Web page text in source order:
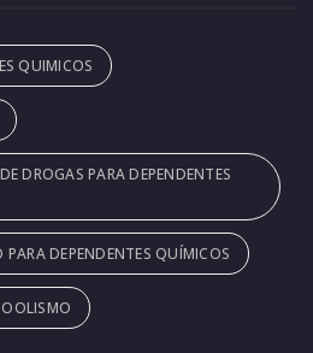
QUIMICOS
DROGAS PARA DEPENDENTES
DEPENDENTES QUÍMICOS